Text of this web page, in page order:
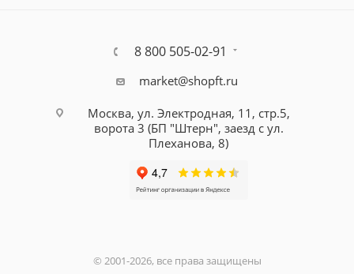
8 800 505-02-91
market@shopft.ru
Москва, ул. Электродная, 11, стр.5,
ворота 3 (БП "Штерн", заезд с ул.
Плеханова, 8)
© 2001-2026, все права защищены